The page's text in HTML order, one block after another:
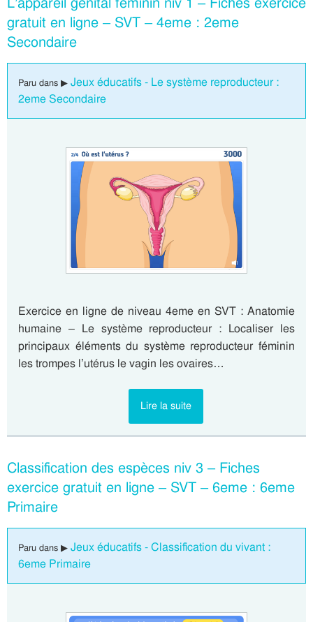
gratuit en ligne – SVT – 4eme : 2eme
Secondaire
Paru dans ▶ Jeux éducatifs - Le système reproducteur :
2eme Secondaire
Exercice en ligne de niveau 4eme en SVT : Anatomie
humaine – Le système reproducteur : Localiser les
principaux éléments du système reproducteur féminin
les trompes l’utérus le vagin les ovaires…
Lire la suite
Classification des espèces niv 3 – Fiches
exercice gratuit en ligne – SVT – 6eme : 6eme
Primaire
Paru dans ▶ Jeux éducatifs - Classification du vivant :
6eme Primaire